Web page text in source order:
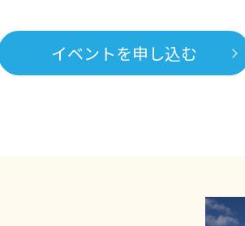
イベントを申し込む